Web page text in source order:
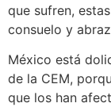
que sufren,
consuelo y
México está
de la CEM,
que los han